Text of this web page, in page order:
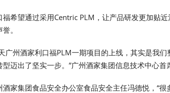
福希望通过采用Centric PLM，让产品研发更加贴
。
广州酒家利口福PLM一期项目的上线，其实是我
型迈出了坚实一步。”广州酒家集团信息技术中心首
酒家集团食品安全办公室食品安全主任冯德悦，“